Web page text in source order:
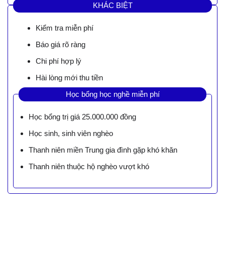
KHÁC BIỆT
Kiểm tra miễn phí
Báo giá rõ ràng
Chi phí hợp lý
Hài lòng mới thu tiền
Học bổng học nghề miễn phí
Học bổng trị giá 25.000.000 đồng
Học sinh, sinh viên nghèo
Thanh niên miền Trung gia đình gặp khó khăn
Thanh niên thuộc hộ nghèo vượt khó